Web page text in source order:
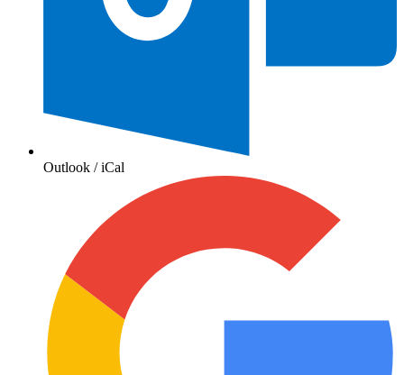
Outlook / iCal